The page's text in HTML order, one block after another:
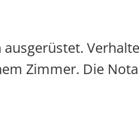
Zimmer. Die